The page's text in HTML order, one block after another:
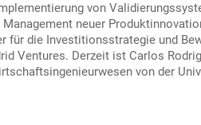
von
neuer
die Investitionsstrategie und
Ventures. Derzeit ist Carlos
von der